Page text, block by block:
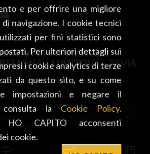
e per offrire una migliore
di navigazione. I cookie tecnici
per fini statistici sono
Per ulteriori dettagli sui
i cookie analytics di terze
da questo sito, e su come
impostazioni e negare il
consulta la Cookie Policy.
HO CAPITO acconsenti
cookie.
• Piazza Italia, 2 • 27100 Pavia • tel. +39
rights reserved